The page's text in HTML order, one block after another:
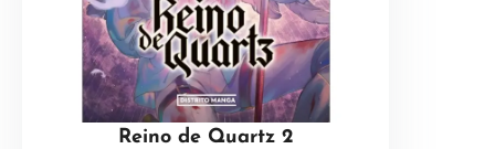
Reino de Quartz 2